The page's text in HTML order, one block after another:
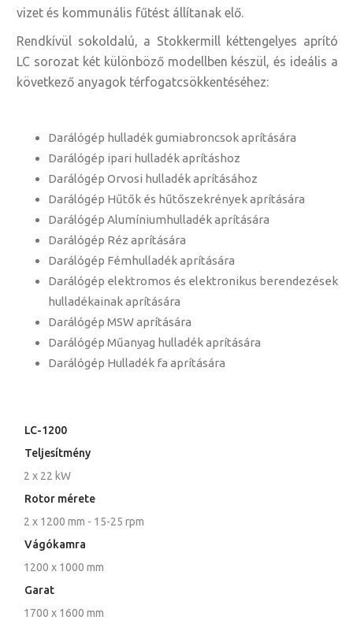
vizet és kommunális fűtést állítanak elő.
Rendkívül sokoldalú, a Stokkermill kéttengelyes aprító
LC sorozat két különböző modellben készül, és ideális a
következő anyagok térfogatcsökkentéséhez:
Darálógép hulladék gumiabroncsok aprítására
Darálógép ipari hulladék aprításhoz
Darálógép Orvosi hulladék aprításához
Darálógép Hűtők és hűtőszekrények aprítására
Darálógép Alumíniumhulladék aprítására
Darálógép Réz aprítására
Darálógép Fémhulladék aprítására
Darálógép elektromos és elektronikus berendezések
hulladékainak aprítására
Darálógép MSW aprítására
Darálógép Műanyag hulladék aprítására
Darálógép Hulladék fa aprítására
LC-1200
Teljesítmény
2 x 22 kW
Rotor mérete
2 x 1200 mm - 15-25 rpm
Vágókamra
1200 x 1000 mm
Garat
1700 x 1600 mm